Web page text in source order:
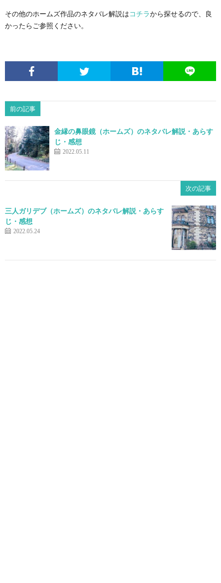
その他のホームズ作品のネタバレ解説はコチラから探せるので、良
かったらご参照ください。
前の記事
金縁の鼻眼鏡（ホームズ）のネタバレ解説・あらす
じ・感想
2022.05.11
次の記事
三人ガリデブ（ホームズ）のネタバレ解説・あらす
じ・感想
2022.05.24